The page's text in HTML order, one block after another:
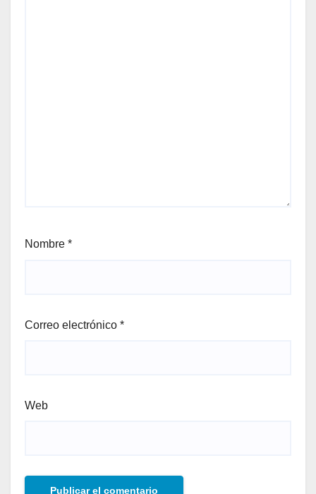
Nombre *
Correo electrónico *
Web